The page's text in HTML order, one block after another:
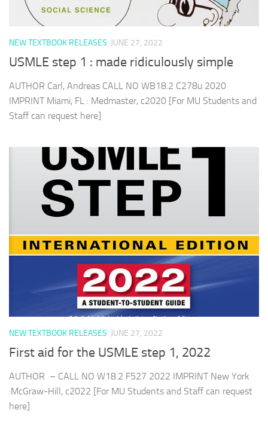
NEW TEXTBOOK RELEASES JUNE 27, 2022
USMLE step 1 : made ridiculously simple
AUTHOR Carl, Andreas CALL NO WB18.2 C278u 2020
IMPRINT Miami, FL : Medmaster, c2020 [For MU Students and
Staff can request here]
NEW TEXTBOOK RELEASES JUNE 27, 2022
First aid for the USMLE step 1, 2022
AUTHOR – CALL NO W18.2 F527 2022 IMPRINT New York
:McGraw-Hill, c2022 [For MU Students and Staff can request
here]